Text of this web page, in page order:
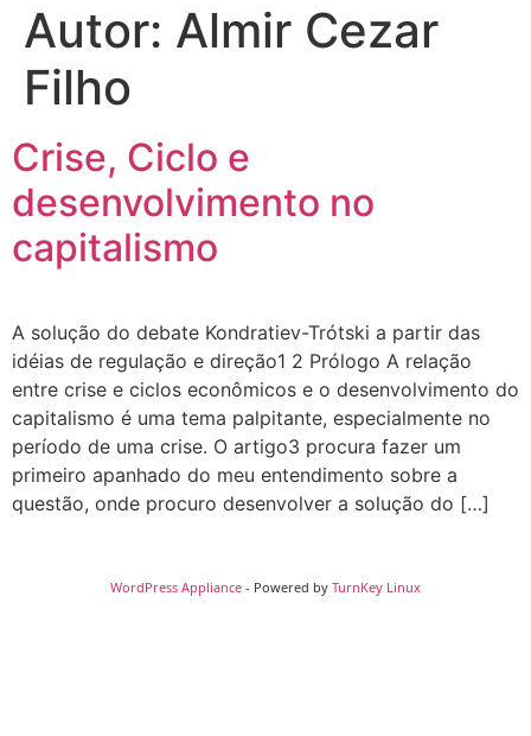
Autor: Almir Cezar
Filho
Crise, Ciclo e
desenvolvimento no
capitalismo
A solução do debate Kondratiev-Trótski a partir das
idéias de regulação e direção1 2 Prólogo A relação
entre crise e ciclos econômicos e o desenvolvimento do
capitalismo é uma tema palpitante, especialmente no
período de uma crise. O artigo3 procura fazer um
primeiro apanhado do meu entendimento sobre a
questão, onde procuro desenvolver a solução do […]
WordPress Appliance - Powered by TurnKey Linux